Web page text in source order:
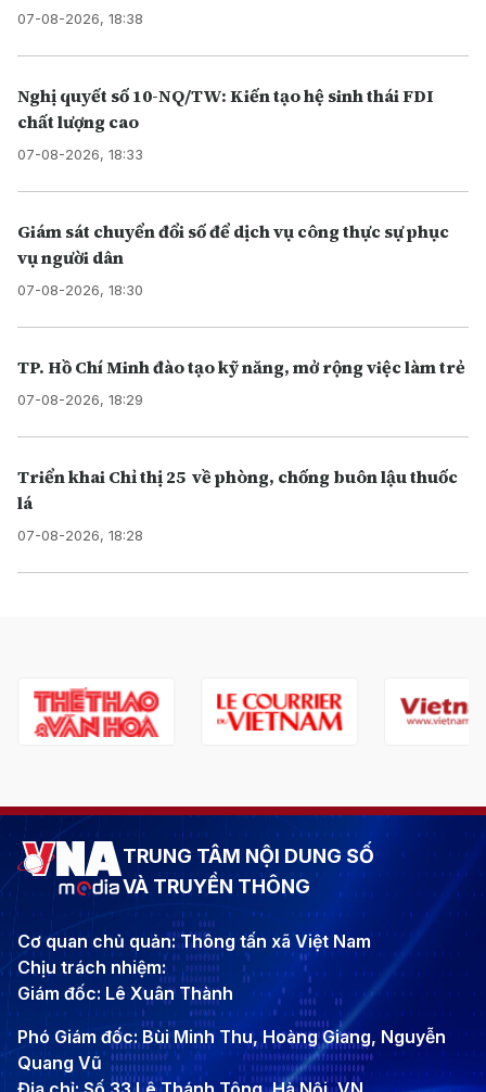
07-08-2026, 18:38
Nghị quyết số 10-NQ/TW: Kiến tạo hệ sinh thái FDI
chất lượng cao
07-08-2026, 18:33
Giám sát chuyển đổi số để dịch vụ công thực sự phục
vụ người dân
07-08-2026, 18:30
TP. Hồ Chí Minh đào tạo kỹ năng, mở rộng việc làm trẻ
07-08-2026, 18:29
Triển khai Chỉ thị 25 về phòng, chống buôn lậu thuốc
lá
07-08-2026, 18:28
TRUNG TÂM NỘI DUNG SỐ
VÀ TRUYỀN THÔNG
Cơ quan chủ quản: Thông tấn xã Việt Nam
Chịu trách nhiệm:
Giám đốc: Lê Xuân Thành
Phó Giám đốc: Bùi Minh Thu, Hoàng Giang, Nguyễn
Quang Vũ